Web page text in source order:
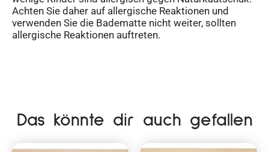
Achten Sie daher auf allergische Reaktionen und
verwenden Sie die Badematte nicht weiter, sollten
allergische Reaktionen auftreten.
Das könnte dir auch gefallen